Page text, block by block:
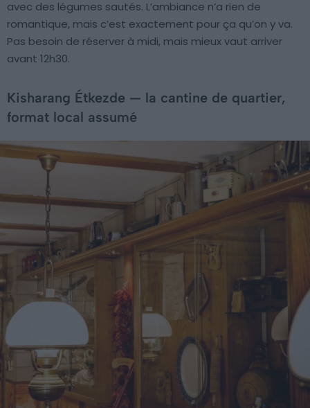
avec des légumes sautés. L’ambiance n’a rien de
romantique, mais c’est exactement pour ça qu’on y va.
Pas besoin de réserver à midi, mais mieux vaut arriver
avant 12h30.
Kisharang Étkezde — la cantine de quartier,
format local assumé